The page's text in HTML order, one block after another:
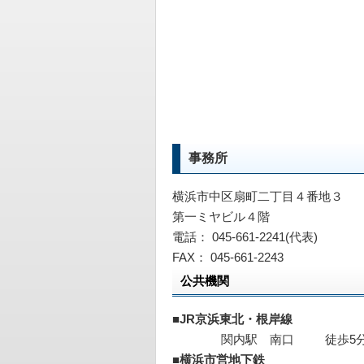
事務所
横浜市中区扇町二丁目４番地３
第一ミヤビル４階
電話： 045-661-2241(代表)
FAX： 045-661-2243
公共機関
■JR京浜東北・根岸線
関内駅 南口 徒歩5
■横浜市営地下鉄